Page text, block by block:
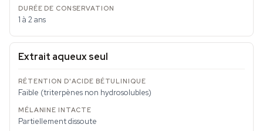
1 à 2 ans
Extrait aqueux seul
Faible (triterpènes non hydrosolubles)
Partiellement dissoute